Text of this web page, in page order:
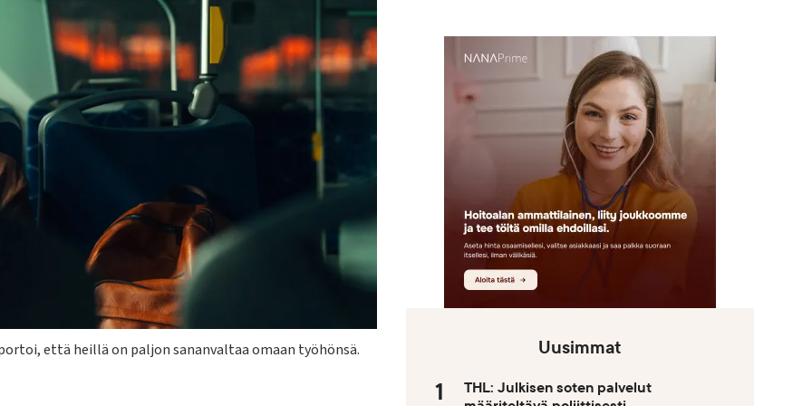
että heillä on paljon sananvaltaa omaan työhönsä.
Uusimmat
THL: Julkisen soten palvelut